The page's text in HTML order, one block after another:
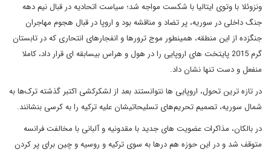
ونزوئلا با وتوی ایتالیا با شکست مواجه شد؛ سیاست اتحادیه در قبال نیم دهه
جنگ داخلی در سوریه، پر تضاد و مناقشه بود و اروپا در قبال هجوم مهاجران
جنگزده از این منطقه، همینطور موج ترورها و انفجارهای انتحاری که در تابستان
گرم 2015 پایتخت های اروپایی را در هول و هراس بیسابقه ای قرار داد، کاملا
منفعل و دست تنها نشان داد.
در تازه ترین تحول، اروپایی ها نتوانستند بعد از لشکرکشی اکتبر گذشته ترک‌ها به
شمال سوریه، تصمیم تحریم‌های تسلیحاتی‎شان علیه ترکیه را به کرسی بنشانند.
در بالکان، مذاکرات عضویت های جدید با مقدونیه و آلبانی با مخالفت فرانسه
متوقف شد و در این حوزه هم درها به سوی ترکیه و روسیه و چین برای پر کردن